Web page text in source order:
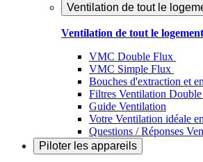
Ventilation de tout le
Ventilation de tout le logement
VMC Double Flux
VMC Simple Flux
Bouches d'extraction et
Filtres Ventilation
Guide Ventilation
Votre Ventilation idéale
Questions / Réponses
Piloter les appareils